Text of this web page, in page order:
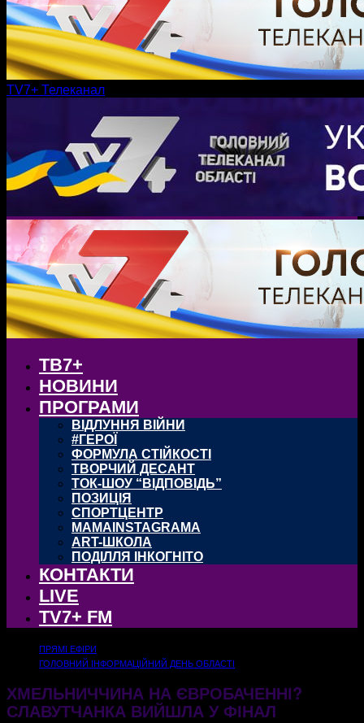
TV7+ Телеканал
ТВ7+
НОВИНИ
ПРОГРАМИ
ВІДЛУННЯ ВІЙНИ
#ГЕРОЇ
ФОРМУЛА СТІЙКОСТІ
ТВОРЧИЙ ДЕСАНТ
ТОК-ШОУ “ВІДПОВІДЬ”
ПОЗИЦІЯ
СПОРТЦЕНТР
MAMAINSTAGRAMA
ART-ШКОЛА
ПОДІЛЛЯ ІНКОГНІТО
КОНТАКТИ
LIVE
TV7+ FM
ПРЯМІ ЕФІРИ
ГОЛОВНИЙ ІНФОРМАЦІЙНИЙ ДЕНЬ ОБЛАСТІ
ХМЕЛЬНИЧЧИНА НА ЄВРОБАЧЕННІ?
СЛАВУТЧАНКА ВИЙШЛА У ФІНАЛ